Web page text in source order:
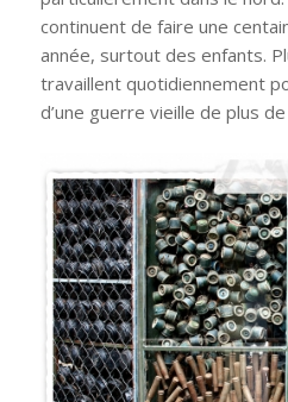
continuent de faire une
année, surtout des enfants.
travaillent quotidiennement
d’une guerre vieille de plus